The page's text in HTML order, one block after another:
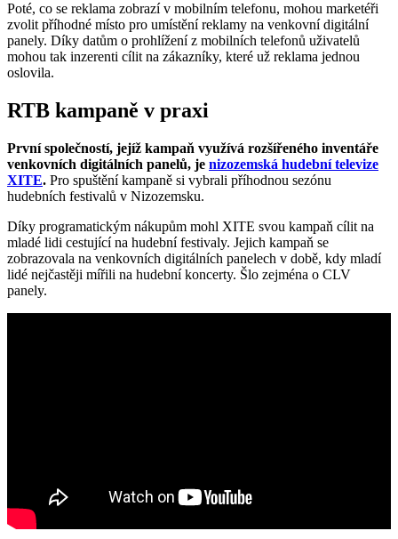
Poté, co se reklama zobrazí v mobilním telefonu, mohou marketéři
zvolit příhodné místo pro umístění reklamy na venkovní digitální
panely. Díky datům o prohlížení z mobilních telefonů uživatelů
mohou tak inzerenti cílit na zákazníky, které už reklama jednou
oslovila.
RTB kampaně v praxi
První společností, jejíž kampaň využívá rozšířeného inventáře
venkovních digitálních panelů, je nizozemská hudební televize
XITE. Pro spuštění kampaně si vybrali příhodnou sezónu
hudebních festivalů v Nizozemsku.
Díky programatickým nákupům mohl XITE svou kampaň cílit na
mladé lidi cestující na hudební festivaly. Jejich kampaň se
zobrazovala na venkovních digitálních panelech v době, kdy mladí
lidé nejčastěji mířili na hudební koncerty. Šlo zejména o CLV
panely.